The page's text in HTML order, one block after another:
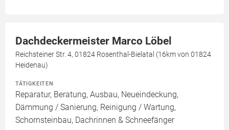
Dachdeckermeister Marco Löbel
Reichsteiner Str. 4, 01824 Rosenthal-Bielatal (16km von 01824
Heidenau)
TÄTIGKEITEN
Reparatur, Beratung, Ausbau, Neueindeckung,
Dämmung / Sanierung, Reinigung / Wartung,
Schornsteinbau, Dachrinnen & Schneefänger